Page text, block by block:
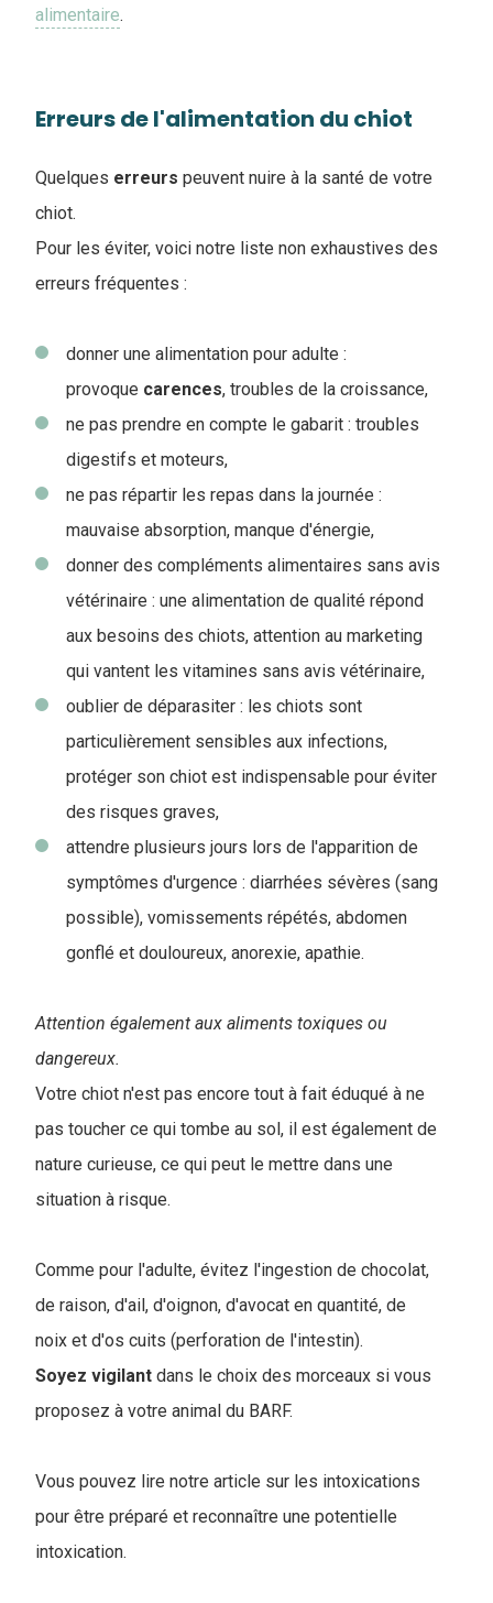
alimentaire.
Erreurs de l'alimentation du chiot
Quelques erreurs peuvent nuire à la santé de votre
chiot.
Pour les éviter, voici notre liste non exhaustives des
erreurs fréquentes :
donner une alimentation pour adulte :
provoque carences, troubles de la croissance,
ne pas prendre en compte le gabarit : troubles
digestifs et moteurs,
ne pas répartir les repas dans la journée :
mauvaise absorption, manque d'énergie,
donner des compléments alimentaires sans avis
vétérinaire : une alimentation de qualité répond
aux besoins des chiots, attention au marketing
qui vantent les vitamines sans avis vétérinaire,
oublier de déparasiter : les chiots sont
particulièrement sensibles aux infections,
protéger son chiot est indispensable pour éviter
des risques graves,
attendre plusieurs jours lors de l'apparition de
symptômes d'urgence : diarrhées sévères (sang
possible), vomissements répétés, abdomen
gonflé et douloureux, anorexie, apathie.
Attention également aux aliments toxiques ou
dangereux.
Votre chiot n'est pas encore tout à fait éduqué à ne
pas toucher ce qui tombe au sol, il est également de
nature curieuse, ce qui peut le mettre dans une
situation à risque.
Comme pour l'adulte, évitez l'ingestion de chocolat,
de raison, d'ail, d'oignon, d'avocat en quantité, de
noix et d'os cuits (perforation de l'intestin).
Soyez vigilant dans le choix des morceaux si vous
proposez à votre animal du BARF.
Vous pouvez lire notre article sur les intoxications
pour être préparé et reconnaître une potentielle
intoxication.